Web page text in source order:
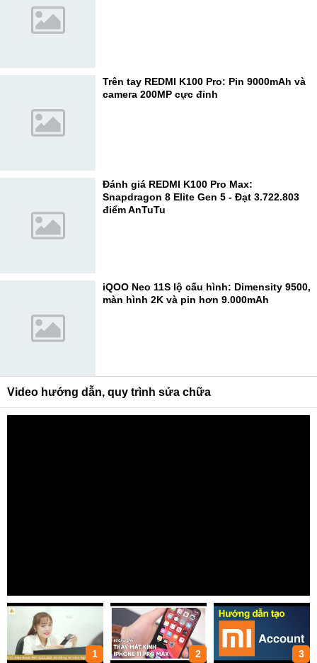
Trên tay REDMI K100 Pro: Pin 9000mAh và
camera 200MP cực đỉnh
Đánh giá REDMI K100 Pro Max:
Snapdragon 8 Elite Gen 5 - Đạt 3.722.803
điểm AnTuTu
iQOO Neo 11S lộ cấu hình: Dimensity 9500,
màn hình 2K và pin hơn 9.000mAh
Video hướng dẫn, quy trình sửa chữa
1 2 3